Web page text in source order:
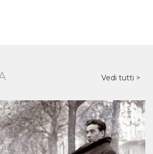
Vedi tutti